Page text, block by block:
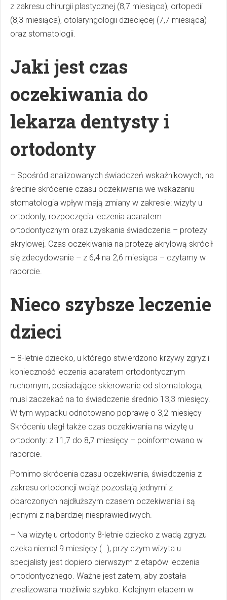
z zakresu chirurgii plastycznej (8,7 miesiąca), ortopedii
(8,3 miesiąca), otolaryngologii dziecięcej (7,7 miesiąca)
oraz stomatologii.
Jaki jest czas
oczekiwania do
lekarza dentysty i
ortodonty
– Spośród analizowanych świadczeń wskaźnikowych, na
średnie skrócenie czasu oczekiwania we wskazaniu
stomatologia wpływ mają zmiany w zakresie: wizyty u
ortodonty, rozpoczęcia leczenia aparatem
ortodontycznym oraz uzyskania świadczenia – protezy
akrylowej. Czas oczekiwania na protezę akrylową skrócił
się zdecydowanie – z 6,4 na 2,6 miesiąca – czytamy w
raporcie.
Nieco szybsze leczenie
dzieci
– 8-letnie dziecko, u którego stwierdzono krzywy zgryz i
konieczność leczenia aparatem ortodontycznym
ruchomym, posiadające skierowanie od stomatologa,
musi zaczekać na to świadczenie średnio 13,3 miesięcy.
W tym wypadku odnotowano poprawę o 3,2 miesięcy
Skróceniu uległ także czas oczekiwania na wizytę u
ortodonty: z 11,7 do 8,7 miesięcy – poinformowano w
raporcie.
Pomimo skrócenia czasu oczekiwania, świadczenia z
zakresu ortodoncji wciąż pozostają jednymi z
obarczonych najdłuższym czasem oczekiwania i są
jednymi z najbardziej niesprawiedliwych.
– Na wizytę u ortodonty 8-letnie dziecko z wadą zgryzu
czeka niemal 9 miesięcy (…), przy czym wizyta u
specjalisty jest dopiero pierwszym z etapów leczenia
ortodontycznego. Ważne jest zatem, aby została
zrealizowana możliwie szybko. Kolejnym etapem w